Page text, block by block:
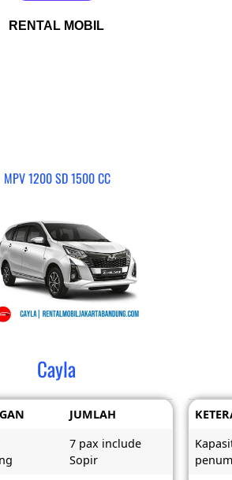
RENTAL MOBIL
MPV 1200 SD 1500 CC
Cayla
JUMLAH
7 pax include
Sopir